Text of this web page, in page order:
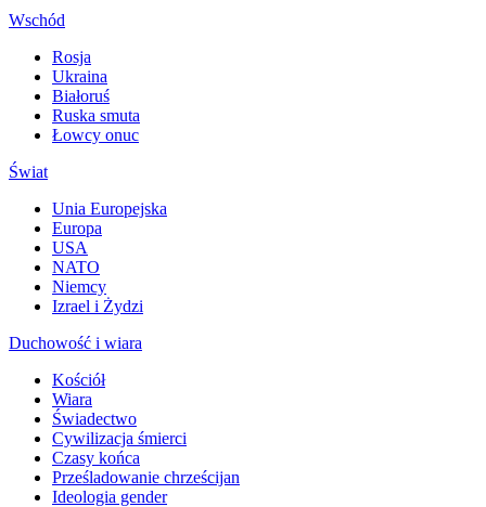
Wschód
Rosja
Ukraina
Białoruś
Ruska smuta
Łowcy onuc
Świat
Unia Europejska
Europa
USA
NATO
Niemcy
Izrael i Żydzi
Duchowość i wiara
Kościół
Wiara
Świadectwo
Cywilizacja śmierci
Czasy końca
Prześladowanie chrześcijan
Ideologia gender